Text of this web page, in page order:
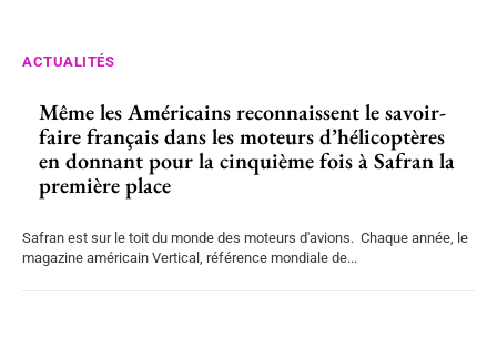
ACTUALITÉS
Même les Américains reconnaissent le savoir-
faire français dans les moteurs d’hélicoptères
en donnant pour la cinquième fois à Safran la
première place
Safran est sur le toit du monde des moteurs d'avions. Chaque année, le
magazine américain Vertical, référence mondiale de...